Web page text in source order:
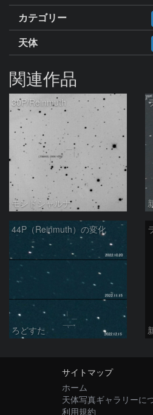
カテゴリー
天体
関連作品
30P/Reinmuth
モンドシャルナ
44P（Reinmuth）の変化
ろどすた
サイトマップ
ホーム
天体写真ギャラリーに
利用規約